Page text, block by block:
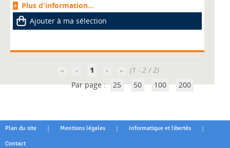
Plus d'information...
Ajouter à ma sélection
1
(1 - 2 / 2)
Par page : 25 50 100 200
Plan du site | Mentions légales | Informatique et libertés |
Contact